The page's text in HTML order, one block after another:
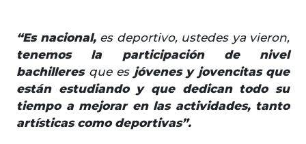
“Es nacional,es deportivo, ustedes ya vieron,
tenemos la participación de nivel
bachilleresque es jóvenes y jovencitas que
están estudiando y que dedican todo su
tiempo a mejorar en las actividades, tanto
artísticas como deportivas”.